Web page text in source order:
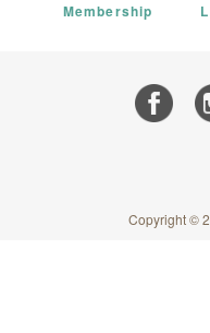
Membership
Copyright ©